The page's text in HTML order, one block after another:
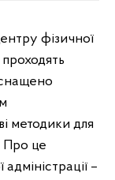
методики для
Про це
–